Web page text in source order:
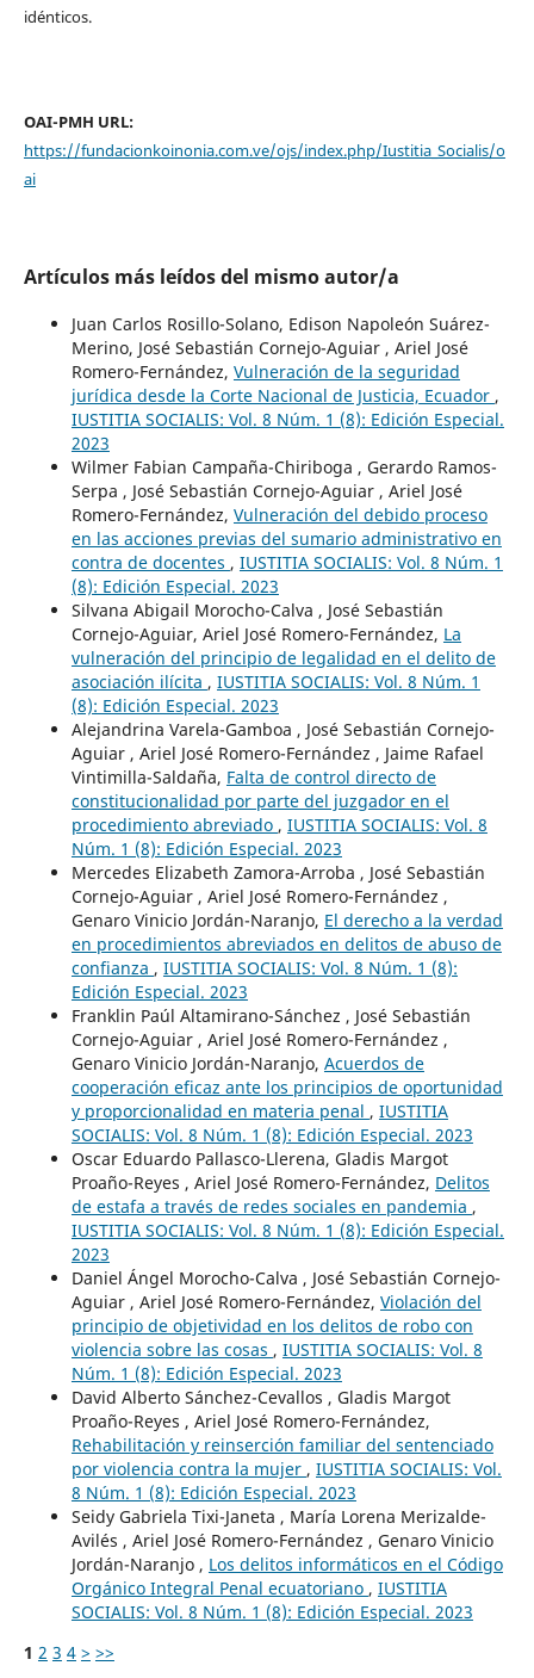
idénticos.
OAI-PMH URL:
https://fundacionkoinonia.com.ve/ojs/index.php/Iustitia_Socialis/o
ai
Artículos más leídos del mismo autor/a
Juan Carlos Rosillo-Solano, Edison Napoleón Suárez-
Merino, José Sebastián Cornejo-Aguiar , Ariel José
Romero-Fernández, Vulneración de la seguridad
jurídica desde la Corte Nacional de Justicia, Ecuador ,
IUSTITIA SOCIALIS: Vol. 8 Núm. 1 (8): Edición Especial.
2023
Wilmer Fabian Campaña-Chiriboga , Gerardo Ramos-
Serpa , José Sebastián Cornejo-Aguiar , Ariel José
Romero-Fernández, Vulneración del debido proceso
en las acciones previas del sumario administrativo en
contra de docentes , IUSTITIA SOCIALIS: Vol. 8 Núm. 1
(8): Edición Especial. 2023
Silvana Abigail Morocho-Calva , José Sebastián
Cornejo-Aguiar, Ariel José Romero-Fernández, La
vulneración del principio de legalidad en el delito de
asociación ilícita , IUSTITIA SOCIALIS: Vol. 8 Núm. 1
(8): Edición Especial. 2023
Alejandrina Varela-Gamboa , José Sebastián Cornejo-
Aguiar , Ariel José Romero-Fernández , Jaime Rafael
Vintimilla-Saldaña, Falta de control directo de
constitucionalidad por parte del juzgador en el
procedimiento abreviado , IUSTITIA SOCIALIS: Vol. 8
Núm. 1 (8): Edición Especial. 2023
Mercedes Elizabeth Zamora-Arroba , José Sebastián
Cornejo-Aguiar , Ariel José Romero-Fernández ,
Genaro Vinicio Jordán-Naranjo, El derecho a la verdad
en procedimientos abreviados en delitos de abuso de
confianza , IUSTITIA SOCIALIS: Vol. 8 Núm. 1 (8):
Edición Especial. 2023
Franklin Paúl Altamirano-Sánchez , José Sebastián
Cornejo-Aguiar , Ariel José Romero-Fernández ,
Genaro Vinicio Jordán-Naranjo, Acuerdos de
cooperación eficaz ante los principios de oportunidad
y proporcionalidad en materia penal , IUSTITIA
SOCIALIS: Vol. 8 Núm. 1 (8): Edición Especial. 2023
Oscar Eduardo Pallasco-Llerena, Gladis Margot
Proaño-Reyes , Ariel José Romero-Fernández, Delitos
de estafa a través de redes sociales en pandemia ,
IUSTITIA SOCIALIS: Vol. 8 Núm. 1 (8): Edición Especial.
2023
Daniel Ángel Morocho-Calva , José Sebastián Cornejo-
Aguiar , Ariel José Romero-Fernández, Violación del
principio de objetividad en los delitos de robo con
violencia sobre las cosas , IUSTITIA SOCIALIS: Vol. 8
Núm. 1 (8): Edición Especial. 2023
David Alberto Sánchez-Cevallos , Gladis Margot
Proaño-Reyes , Ariel José Romero-Fernández,
Rehabilitación y reinserción familiar del sentenciado
por violencia contra la mujer , IUSTITIA SOCIALIS: Vol.
8 Núm. 1 (8): Edición Especial. 2023
Seidy Gabriela Tixi-Janeta , María Lorena Merizalde-
Avilés , Ariel José Romero-Fernández , Genaro Vinicio
Jordán-Naranjo , Los delitos informáticos en el Código
Orgánico Integral Penal ecuatoriano , IUSTITIA
SOCIALIS: Vol. 8 Núm. 1 (8): Edición Especial. 2023
1 2 3 4 > >>